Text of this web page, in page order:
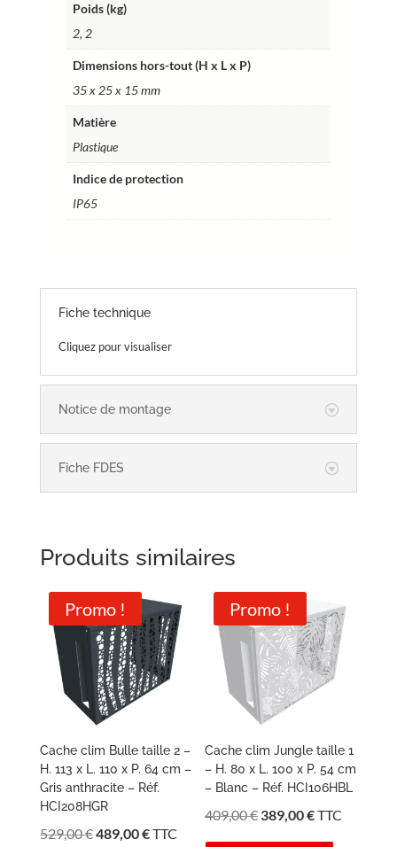
FCT352515TP
Poids (kg)
2, 2
Dimensions hors-tout (H x L x P)
35 x 25 x 15 mm
Matière
Plastique
Indice de protection
IP65
Fiche technique
Cliquez pour visualiser
Notice de montage
Fiche FDES
Produits similaires
Promo !
Cache clim Bulle taille 2 –
H. 113 x L. 110 x P. 64 cm –
Gris anthracite – Réf.
HCI208HGR
529,00€Le
489,00€Le
TTC
Promo !
Cache clim Jungle taille 1
– H. 80 x L. 100 x P. 54 cm
– Blanc – Réf. HCI106HBL
409,00€ Le
389,00€Le
TTC